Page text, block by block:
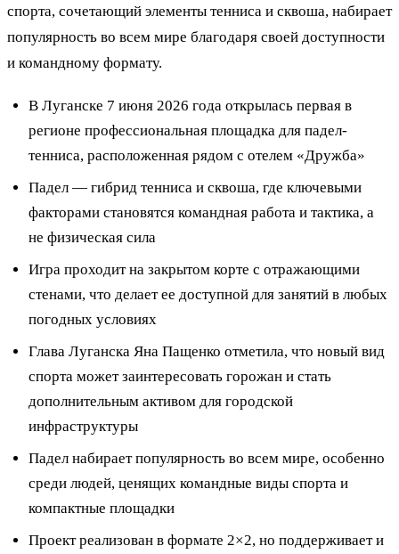
спорта, сочетающий элементы тенниса и сквоша, набирает
популярность во всем мире благодаря своей доступности
и командному формату.
В Луганске 7 июня 2026 года открылась первая в
регионе профессиональная площадка для падел-
тенниса, расположенная рядом с отелем «Дружба»
Падел — гибрид тенниса и сквоша, где ключевыми
факторами становятся командная работа и тактика, а
не физическая сила
Игра проходит на закрытом корте с отражающими
стенами, что делает ее доступной для занятий в любых
погодных условиях
Глава Луганска Яна Пащенко отметила, что новый вид
спорта может заинтересовать горожан и стать
дополнительным активом для городской
инфраструктуры
Падел набирает популярность во всем мире, особенно
среди людей, ценящих командные виды спорта и
компактные площадки
Проект реализован в формате 2×2, но поддерживает и